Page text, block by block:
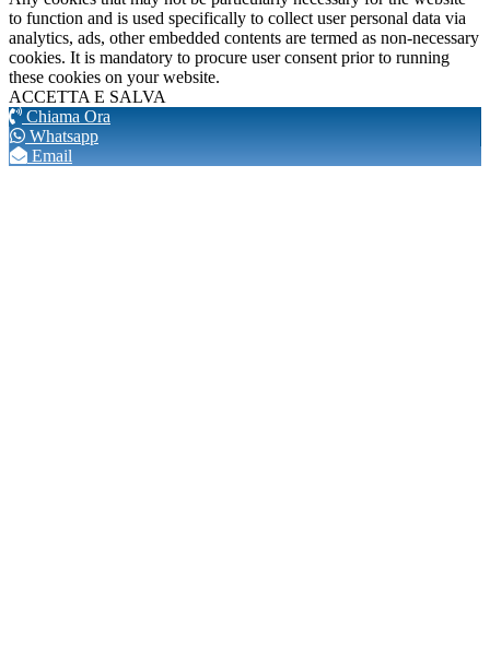
to function and is used specifically to collect user personal data via
analytics, ads, other embedded contents are termed as non-necessary
cookies. It is mandatory to procure user consent prior to running
these cookies on your website.
ACCETTA E SALVA
Chiama Ora
Whatsapp
Email